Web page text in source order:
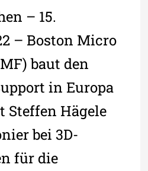
– 15.
– Boston Micro
baut den
in Europa
Steffen Hägele
bei 3D-
für die